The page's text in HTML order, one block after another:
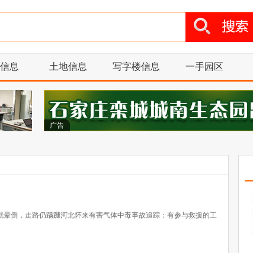
息 土地信息 写字楼信息 一手园区
广告
倒，走路仍蹒跚河北怀来有害气体中毒事故追踪：有参与救援的工